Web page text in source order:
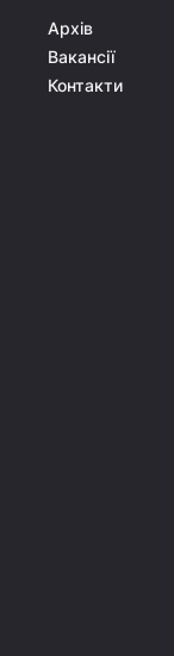
Архів
Вакансії
Контакти